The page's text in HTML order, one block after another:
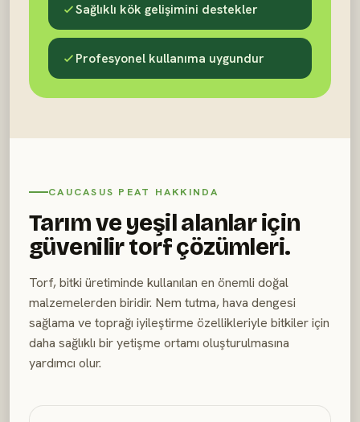
Sağlıklı kök gelişimini destekler
Profesyonel kullanıma uygundur
CAUCASUS PEAT HAKKINDA
Tarım ve yeşil alanlar için
güvenilir torf çözümleri.
Torf, bitki üretiminde kullanılan en önemli doğal
malzemelerden biridir. Nem tutma, hava dengesi
sağlama ve toprağı iyileştirme özellikleriyle bitkiler için
daha sağlıklı bir yetişme ortamı oluşturulmasına
yardımcı olur.